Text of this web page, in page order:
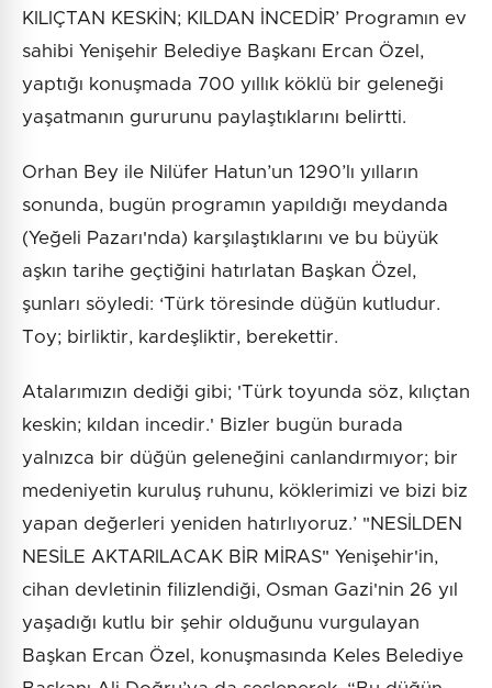
KILIÇTAN KESKİN; KILDAN İNCEDİR’ Programın ev
sahibi Yenişehir Belediye Başkanı Ercan Özel,
yaptığı konuşmada 700 yıllık köklü bir geleneği
yaşatmanın gururunu paylaştıklarını belirtti.
Orhan Bey ile Nilüfer Hatun’un 1290’lı yılların
sonunda, bugün programın yapıldığı meydanda
(Yeğeli Pazarı'nda) karşılaştıklarını ve bu büyük
aşkın tarihe geçtiğini hatırlatan Başkan Özel,
şunları söyledi: ‘Türk töresinde düğün kutludur.
Toy; birliktir, kardeşliktir, berekettir.
Atalarımızın dediği gibi; 'Türk toyunda söz, kılıçtan
keskin; kıldan incedir.' Bizler bugün burada
yalnızca bir düğün geleneğini canlandırmıyor; bir
medeniyetin kuruluş ruhunu, köklerimizi ve bizi biz
yapan değerleri yeniden hatırlıyoruz.’ "NESİLDEN
NESİLE AKTARILACAK BİR MİRAS" Yenişehir'in,
cihan devletinin filizlendiği, Osman Gazi'nin 26 yıl
yaşadığı kutlu bir şehir olduğunu vurgulayan
Başkan Ercan Özel, konuşmasında Keles Belediye